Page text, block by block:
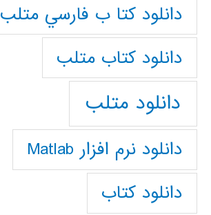
دانلود كتا ب فارسي متلب
دانلود كتاب متلب
دانلود متلب
دانلود نرم افزار Matlab
دانلود کتاب